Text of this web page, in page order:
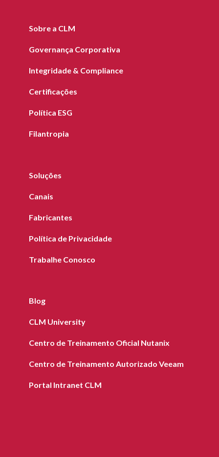
Sobre a CLM
Governança Corporativa
Integridade & Compliance
Certificações
Política ESG
Filantropia
Soluções
Canais
Fabricantes
Política de Privacidade
Trabalhe Conosco
Blog
CLM University
Centro de Treinamento Oficial Nutanix
Centro de Treinamento Autorizado Veeam
Portal Intranet CLM